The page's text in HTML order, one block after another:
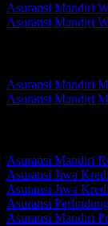
Asuransi Mandiri
Asuransi Mandiri
Asuransi Mandiri
Asuransi Mandiri
Asuransi Mandiri
Asuransi Jiwa
Asuransi Jiwa
Asuransi
Asuransi Mandiri